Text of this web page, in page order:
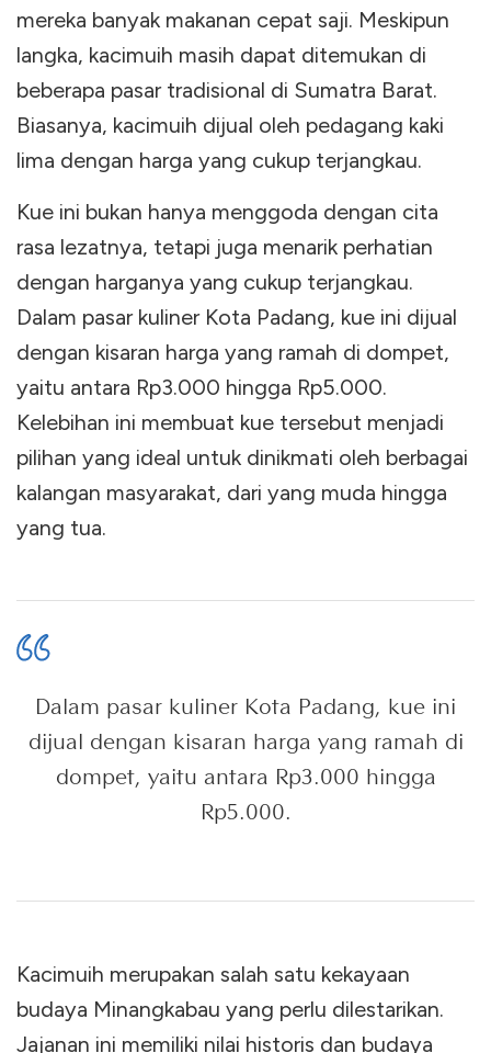
mereka banyak makanan cepat saji. Meskipun
langka, kacimuih masih dapat ditemukan di
beberapa pasar tradisional di Sumatra Barat.
Biasanya, kacimuih dijual oleh pedagang kaki
lima dengan harga yang cukup terjangkau.
Kue ini bukan hanya menggoda dengan cita
rasa lezatnya, tetapi juga menarik perhatian
dengan harganya yang cukup terjangkau.
Dalam pasar kuliner Kota Padang, kue ini dijual
dengan kisaran harga yang ramah di dompet,
yaitu antara Rp3.000 hingga Rp5.000.
Kelebihan ini membuat kue tersebut menjadi
pilihan yang ideal untuk dinikmati oleh berbagai
kalangan masyarakat, dari yang muda hingga
yang tua.
Dalam pasar kuliner Kota Padang, kue ini
dijual dengan kisaran harga yang ramah di
dompet, yaitu antara Rp3.000 hingga
Rp5.000.
Kacimuih merupakan salah satu kekayaan
budaya Minangkabau yang perlu dilestarikan.
Jajanan ini memiliki nilai historis dan budaya